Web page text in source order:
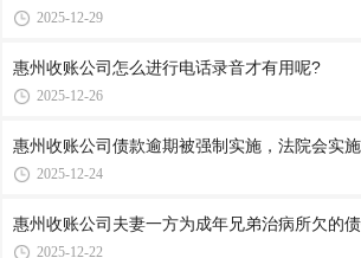
2025-12-29
惠州收账公司​怎么进行电话录音才有用呢?
2025-12-26
惠州收账公司​债款逾期被强制实施，法院会实
2025-12-24
惠州收账公司​夫妻一方为成年兄弟治病所欠的债
2025-12-22